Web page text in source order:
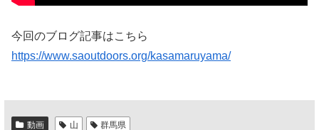
今回のブログ記事はこちら
https://www.saoutdoors.org/kasamaruyama/
動画 山 群馬県